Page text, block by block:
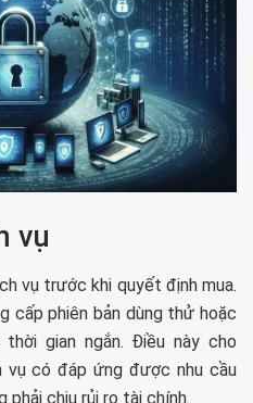
vụ
vụ trước khi quyết định mua.
cấp phiên bản dùng thử hoặc
gian ngắn. Điều này cho
vụ có đáp ứng được nhu cầu
phải chịu rủi ro tài chính.